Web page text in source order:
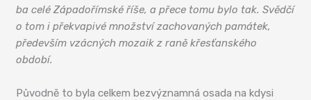
ba celé Západořímské říše, a přece tomu bylo tak. Svědčí
o tom i překvapivé množství zachovaných památek,
především vzácných mozaik z raně křesťanského
období.
Původně to byla celkem bezvýznamná osada na kdysi